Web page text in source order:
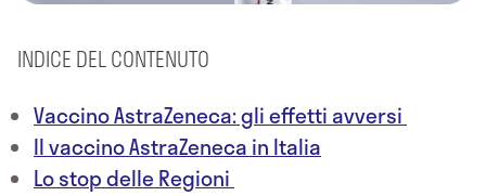
INDICE DEL CONTENUTO
Vaccino AstraZeneca: gli effetti avversi
Il vaccino AstraZeneca in Italia
Lo stop delle Regioni